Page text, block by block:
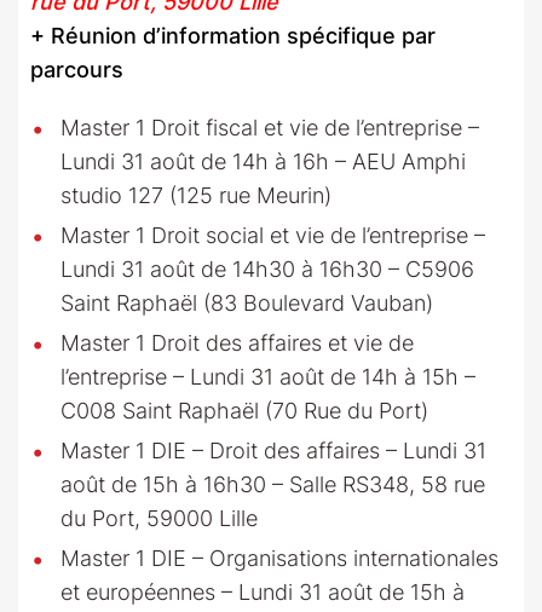
+ Réunion d’information spécifique par
parcours
Master 1 Droit fiscal et vie de l’entreprise –
Lundi 31 août de 14h à 16h – AEU Amphi
studio 127 (125 rue Meurin)
Master 1 Droit social et vie de l’entreprise –
Lundi 31 août de 14h30 à 16h30 – C5906
Saint Raphaël (83 Boulevard Vauban)
Master 1 Droit des affaires et vie de
l’entreprise – Lundi 31 août de 14h à 15h –
C008 Saint Raphaël (70 Rue du Port)
Master 1 DIE – Droit des affaires – Lundi 31
août de 15h à 16h30 – Salle RS348, 58 rue
du Port, 59000 Lille
Master 1 DIE – Organisations internationales
et européennes – Lundi 31 août de 15h à